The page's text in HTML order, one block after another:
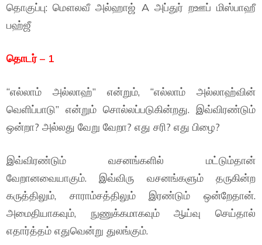
தொகுப்பு: மௌலவீ அல்ஹாஜ் A அப்துர் றஊப் மிஸ்பாஹீ
பஹ்ஜீ
தொடர் – 1
“எல்லாம் அல்லாஹ்” என்றும், “எல்லாம் அல்லாஹ்வின்
வெளிப்பாடு” என்றும் சொல்லப்படுகின்றது. இவ்விரண்டும்
ஒன்றா? அல்லது வேறு வேறா? எது சரி? எது பிழை?
இவ்விரண்டும் வசனங்களில் மட்டும்தான்
வேறானவையாகும். இவ்விரு வசனங்களும் தருகின்ற
கருத்திலும், சாராம்சத்திலும் இரண்டும் ஒன்றேதான்.
அமைதியாகவும், நுணுக்கமாகவும் ஆய்வு செய்தால்
எதார்த்தம் எதுவென்று துலங்கும்.